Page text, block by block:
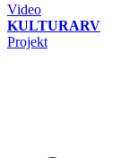
Video
KULTURARV
Projekt